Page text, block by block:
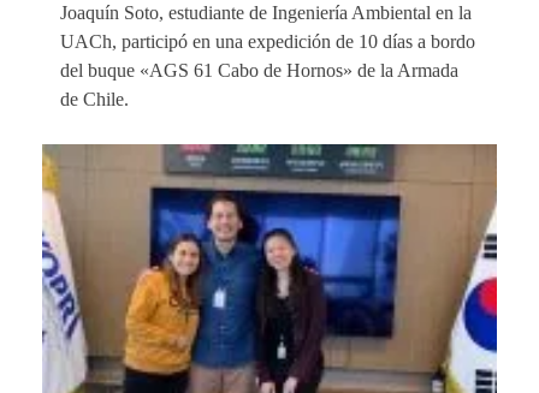
Joaquín Soto, estudiante de Ingeniería Ambiental en la
UACh, participó en una expedición de 10 días a bordo
del buque «AGS 61 Cabo de Hornos» de la Armada
de Chile.